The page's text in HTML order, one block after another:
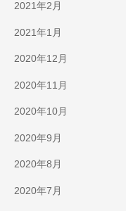
2021年2月
2021年1月
2020年12月
2020年11月
2020年10月
2020年9月
2020年8月
2020年7月